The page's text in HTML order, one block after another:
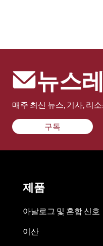
뉴스
매주 최신 뉴스, 기사, 리
구독
제품
아날로그 및 혼합 신호
이산